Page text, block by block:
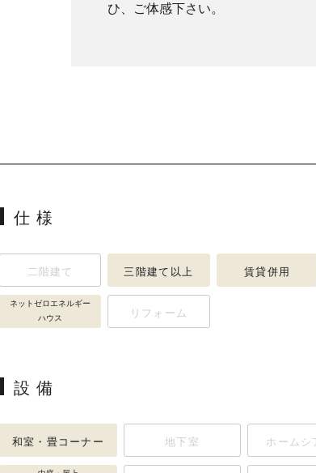
ひ、ご体感下さい。
仕様
二階建て 三階建て以上 賃貸併用
ネットゼロエネルギー
ハウス
リフォーム
設備
和室・畳コーナー 地下室 ホームシ